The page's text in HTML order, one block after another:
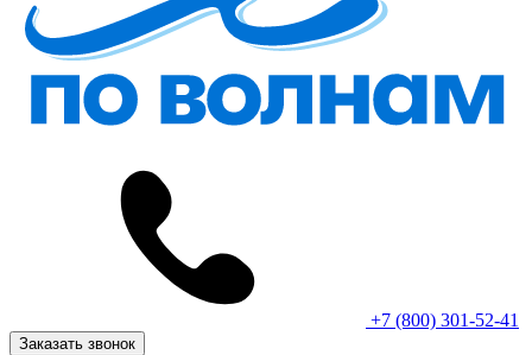
+7 (800) 301-52-41
Заказать звонок